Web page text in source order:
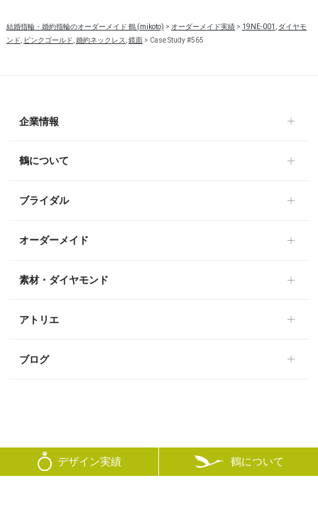
デザイン実績 鶴について
結婚指輪・婚約指輪のオーダーメイド 鶴 (mikoto) > オーダーメイド実績> 19NE-001 , ダイヤモ
ンド, ピンクゴールド,婚約ネックレス,鏡面> Case Study #565
企業情報
鶴について
ブライダル
オーダーメイド
素材・ダイヤモンド
アトリエ
ブログ